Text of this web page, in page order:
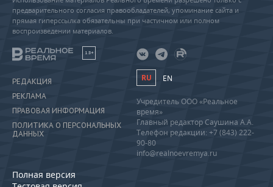
предварительного согласия правообладателей, упоминание сайта и
прямая гиперссылка обязательны при частичном или полном
воспроизведении материалов.
18+
РЕДАКЦИЯ
РЕКЛАМА
ПРАВОВАЯ ИНФОРМАЦИЯ
ПОЛИТИКА О ПЕРСОНАЛЬНЫХ
ДАННЫХ
Полная версия
RU EN
Учредитель ООО «Реальное
время»
Главный редактор Саушина А.А.
Телефон редакции: +7 (843) 222-
90-80
info@realnoevremya.ru